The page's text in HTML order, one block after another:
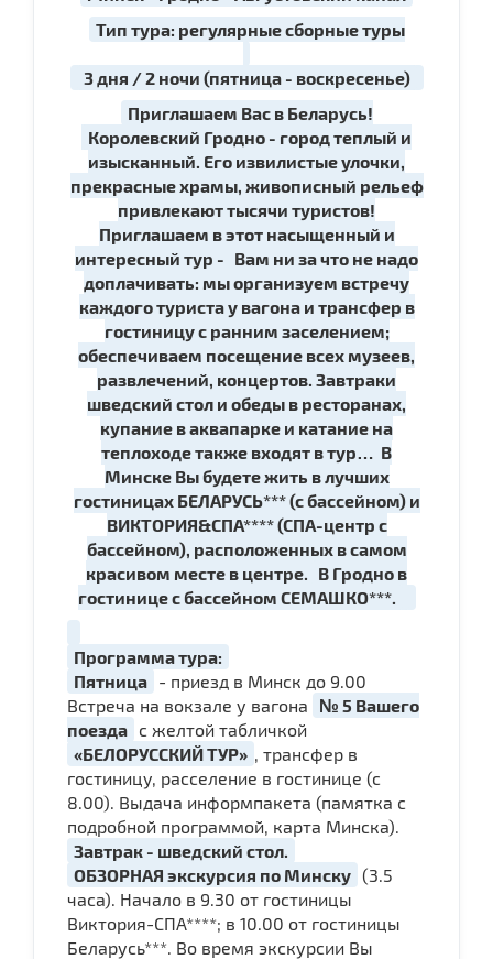
Тип тура: регулярные сборные туры
3 дня / 2 ночи (пятница - воскресенье)
Приглашаем Вас в Беларусь!
Королевский Гродно - город теплый и
изысканный. Его извилистые улочки,
прекрасные храмы, живописный рельеф
привлекают тысячи туристов!
Приглашаем в этот насыщенный и
интересный тур - Вам ни за что не надо
доплачивать: мы организуем встречу
каждого туриста у вагона и трансфер в
гостиницу с ранним заселением;
обеспечиваем посещение всех музеев,
развлечений, концертов. Завтраки
шведский стол и обеды в ресторанах,
купание в аквапарке и катание на
теплоходе также входят в тур… В
Минске Вы будете жить в лучших
гостиницах БЕЛАРУСЬ*** (с бассейном) и
ВИКТОРИЯ&СПА**** (СПА-центр с
бассейном), расположенных в самом
красивом месте в центре. В Гродно в
гостинице с бассейном СЕМАШКО***.
Программа тура:
Пятница - приезд в Минск до 9.00
Встреча на вокзале у вагона
№ 5 Вашего
поезда с желтой табличкой
«БЕЛОРУССКИЙ ТУР»
, трансфер в
гостиницу, расселение в гостинице (с
8.00). Выдача информпакета (памятка с
подробной программой, карта Минска).
Завтрак - шведский стол.
ОБЗОРНАЯ экскурсия по Минску (3.5
часа). Начало в 9.30 от гостиницы
Виктория-СПА****; в 10.00 от гостиницы
Беларусь***. Во время экскурсии Вы